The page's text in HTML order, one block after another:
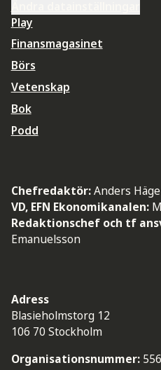
Play
Finansmagasinet
Börs
Vetenskap
Bok
Podd
Chefredaktör:Anders
VD, EFN Ekonomikanalen:
Redaktionschef och tf
Emanuelsson
Adress
Blasieholmstorg 12
106 70 Stockholm
Organisationsnummer: